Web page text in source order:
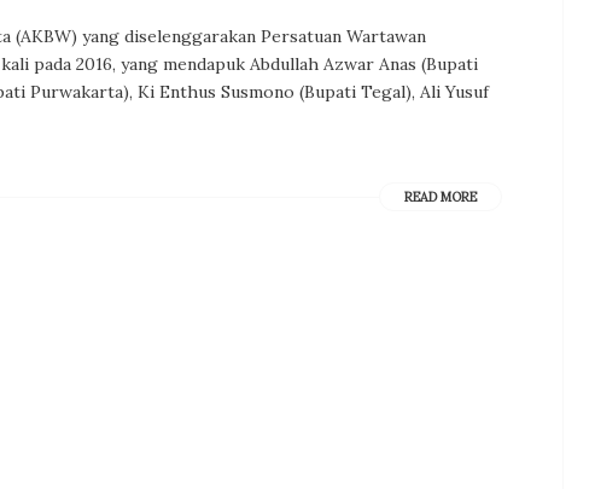
(AKBW) yang diselenggarakan Persatuan Wartawan
pada 2016, yang mendapuk Abdullah Azwar Anas (Bupati
Purwakarta), Ki Enthus Susmono (Bupati Tegal), Ali Yusuf
READ MORE